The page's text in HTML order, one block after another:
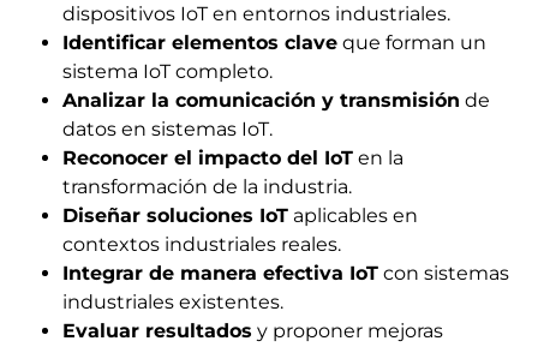
dispositivos IoT en entornos industriales.
Identificar elementos clave que forman un
sistema IoT completo.
Analizar la comunicación y transmisión de
datos en sistemas IoT.
Reconocer el impacto del IoT en la
transformación de la industria.
Diseñar soluciones IoT aplicables en
contextos industriales reales.
Integrar de manera efectiva IoT con sistemas
industriales existentes.
Evaluar resultados y proponer mejoras